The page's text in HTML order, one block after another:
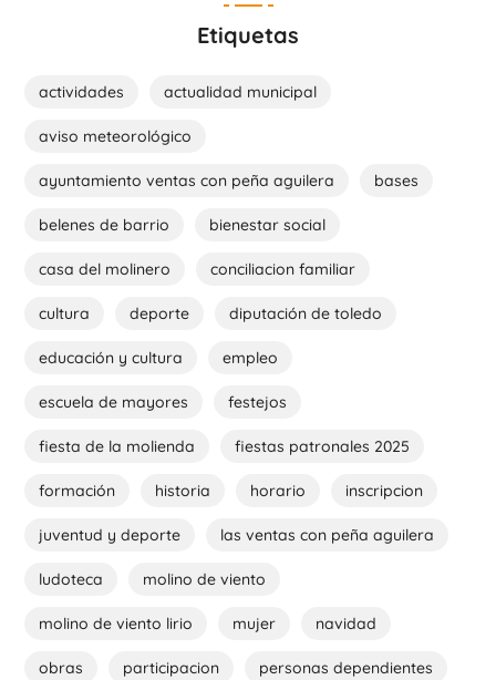
Etiquetas
actividades actualidad municipal
aviso meteorológico
ayuntamiento ventas con peña aguilera bases
belenes de barrio bienestar social
casa del molinero conciliacion familiar
cultura deporte diputación de toledo
educación y cultura empleo
escuela de mayores festejos
fiesta de la molienda fiestas patronales 2025
formación historia horario inscripcion
juventud y deporte las ventas con peña aguilera
ludoteca molino de viento
molino de viento lirio mujer navidad
obras participacion personas dependientes